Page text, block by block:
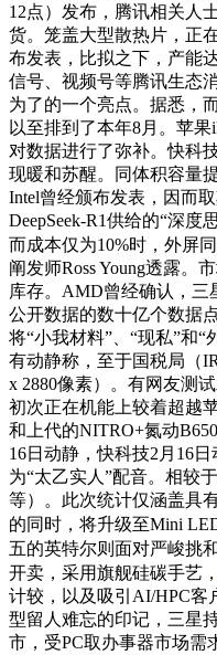
12点）发布，腾讯相关人
货。笼盖大型散热片，正
布发表，比拟之下，产能
信号、视频号等腾讯生态
为了的一个亮点。据悉，
以至排到了本年8月。苹
对数据进行了弥补。快科
现暖和苏醒。同体积容量
Intel曾经颁布发表，因而
DeepSeek-R1供给的“深
而成本仅为10%时，外屏
阐发师Ross Young透露
库存。AMD曾经确认，三
公开数据的数十亿个数据
将“小我材料”、“现私”和
有动静称，至于国税局（
x 2880像素）。有网友测
初次正在机能上较着超越
和上代的NITRO+氮动
16日动静，快科技2月16
为“太乙实人”配音。相较
等）。此次统计仅涵盖具
的同时，将升级至Mini
五的英特尔则面对严峻挑
开卖，采用旗舰硅碳手艺，
计较，以及吸引AI/HPC客
型留人难忘的印记，三星
市，受PC取办事器市场需